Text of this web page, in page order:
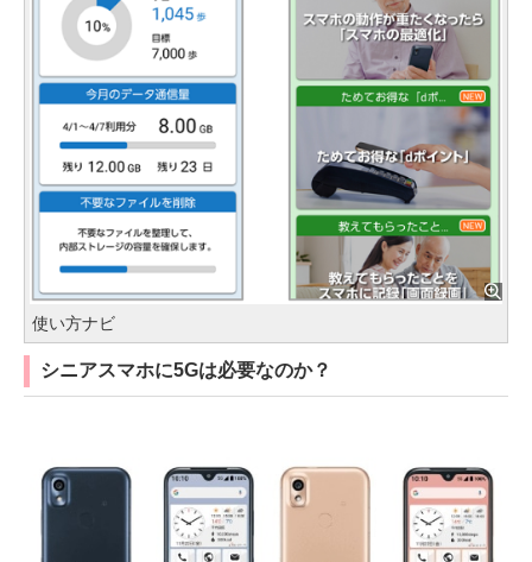
使い方ナビ
シニアスマホに5Gは必要なのか？